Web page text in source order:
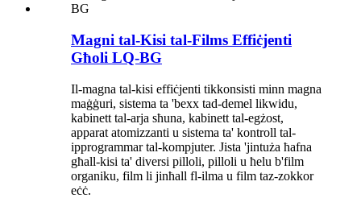
Magni tal-Kisi tal-Films Effiċjenti
Għoli LQ-BG
Il-magna tal-kisi effiċjenti tikkonsisti minn magna
maġġuri, sistema ta 'bexx tad-demel likwidu,
kabinett tal-arja sħuna, kabinett tal-egżost,
apparat atomizzanti u sistema ta' kontroll tal-
ipprogrammar tal-kompjuter. Jista 'jintuża ħafna
għall-kisi ta' diversi pilloli, pilloli u ħelu b'film
organiku, film li jinħall fl-ilma u film taz-zokkor
eċċ.